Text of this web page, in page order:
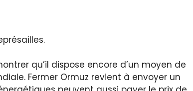
qu’il dispose encore d’un moyen de
Fermer Ormuz revient à envoyer un